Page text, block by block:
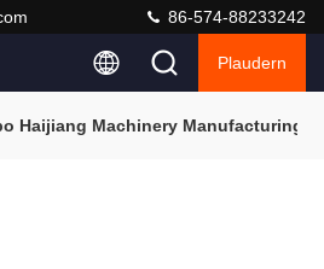
86-574-88233242
Plaudern
Haijiang Machinery Manufacturing